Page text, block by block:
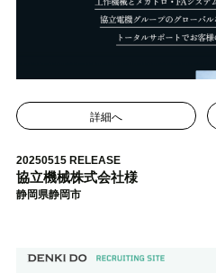
詳細へ
20250515 RELEASE
協立機械株式会社様
静岡県静岡市